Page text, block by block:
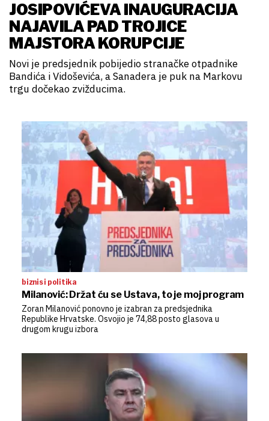
JOSIPOVIĆEVA INAUGURACIJA
NAJAVILA PAD TROJICE
MAJSTORA KORUPCIJE
Novi je predsjednik pobijedio stranačke otpadnike
Bandića i Vidoševića, a Sanadera je puk na Markovu
trgu dočekao zvižducima.
biznis i politika
Milanović: Držat ću se Ustava, to je moj program
Zoran Milanović ponovno je izabran za predsjednika
Republike Hrvatske. Osvojio je 74,88 posto glasova u
drugom krugu izbora